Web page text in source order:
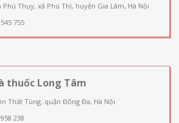
Phú Thụy, xã Phú Thị, huyện Gia Lâm, Hà Nội
755
thuốc Long Tâm
Thất Tùng, quận Đống Đa, Hà Nội
238